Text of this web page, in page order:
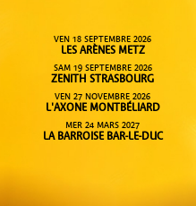
VEN 18 SEPTEMBRE 2026
LES ARÈNES METZ
SAM 19 SEPTEMBRE 2026
ZENITH STRASBOURG
VEN 27 NOVEMBRE 2026
L'AXONE MONTBÉLIARD
MER 24 MARS 2027
LA BARROISE BAR-LE-DUC